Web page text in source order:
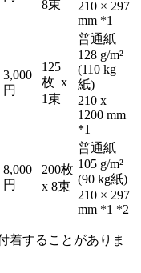
8束
210 × 297
mm *1
3,000
円
125
枚 x
1束
普通紙
128 g/m²
(110 kg
紙)
210 x
1200 mm
*1
8,000
円
200枚
x 8束
普通紙
105 g/m²
(90 kg紙)
210 × 297
mm *1 *2
着することがありま